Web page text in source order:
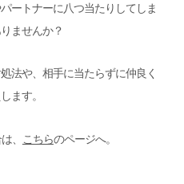
ートナーに八つ当たりしてしま
ませんか？
法や、相手に当たらずに仲良く
ます。
、 こちらのページへ。